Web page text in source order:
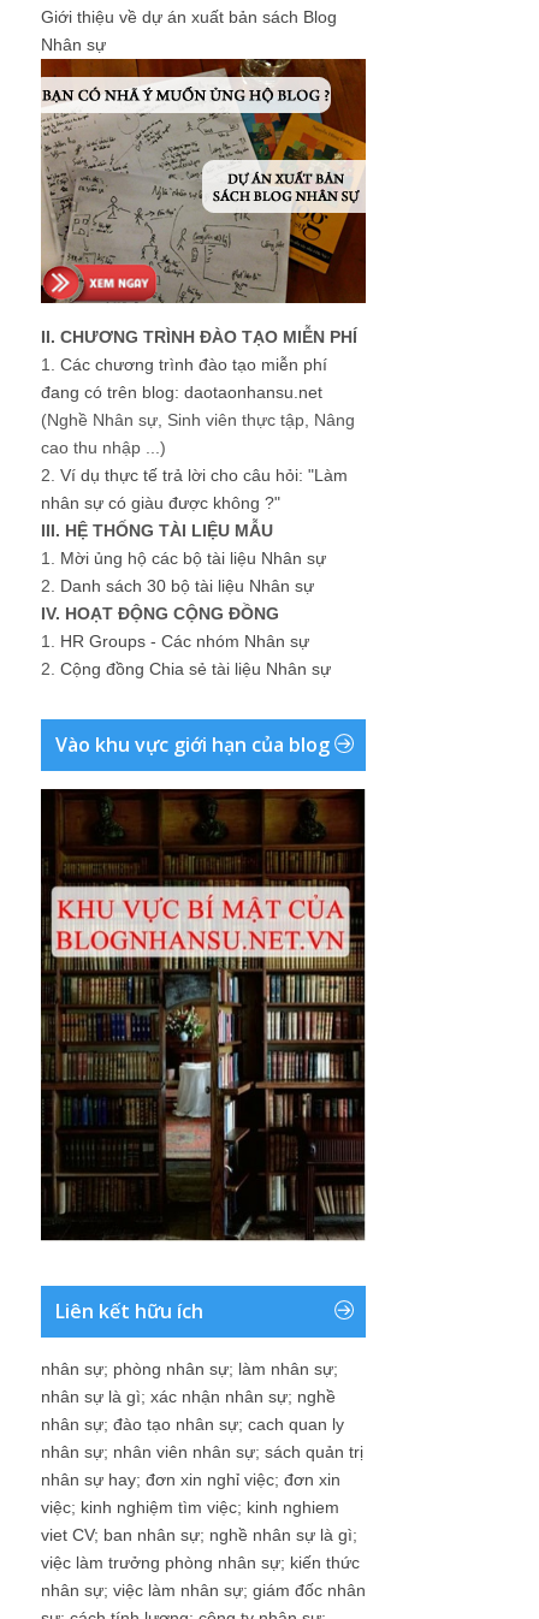
Giới thiệu về dự án xuất bản sách Blog
Nhân sự
II. CHƯƠNG TRÌNH ĐÀO TẠO MIỄN PHÍ
1. Các chương trình đào tạo miễn phí
đang có trên blog: daotaonhansu.net
(Nghề Nhân sự, Sinh viên thực tập, Nâng
cao thu nhập ...)
2. Ví dụ thực tế trả lời cho câu hỏi: "Làm
nhân sự có giàu được không ?"
III. HỆ THỐNG TÀI LIỆU MẪU
1. Mời ủng hộ các bộ tài liệu Nhân sự
2. Danh sách 30 bộ tài liệu Nhân sự
IV. HOẠT ĐỘNG CỘNG ĐỒNG
1. HR Groups - Các nhóm Nhân sự
2. Cộng đồng Chia sẻ tài liệu Nhân sự
Vào khu vực giới hạn của blog
Liên kết hữu ích
nhân sự; phòng nhân sự; làm nhân sự;
nhân sự là gì; xác nhận nhân sự; nghề
nhân sự; đào tạo nhân sự; cach quan ly
nhân sự; nhân viên nhân sự; sách quản trị
nhân sự hay; đơn xin nghỉ việc; đơn xin
việc; kinh nghiệm tìm việc; kinh nghiem
viet CV; ban nhân sự; nghề nhân sự là gì;
việc làm trưởng phòng nhân sự; kiến thức
nhân sự; việc làm nhân sự; giám đốc nhân